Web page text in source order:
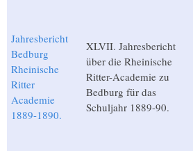
Jahresbericht
Bedburg
Rheinische
Ritter
Academie
1889-1890.
XLVII. Jahresbericht
über die Rheinische
Ritter-Academie zu
Bedburg für das
Schuljahr 1889-90.